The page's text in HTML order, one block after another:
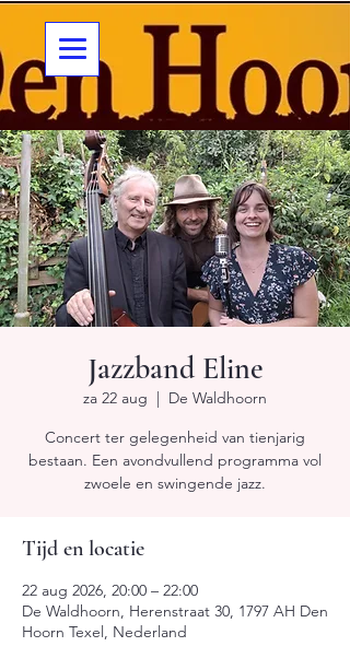
Jazzband Eline
za 22 aug
  |
De Waldhoorn
Concert ter gelegenheid van tienjarig
bestaan. Een avondvullend programma vol
zwoele en swingende jazz.
Tijd en locatie
22 aug 2026, 20:00 – 22:00
De Waldhoorn, Herenstraat 30, 1797 AH Den
Hoorn Texel, Nederland